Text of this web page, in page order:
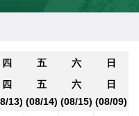
四 五 六 日
四
13)
五
(08/14)
六
(08/15)
日
(08/09)